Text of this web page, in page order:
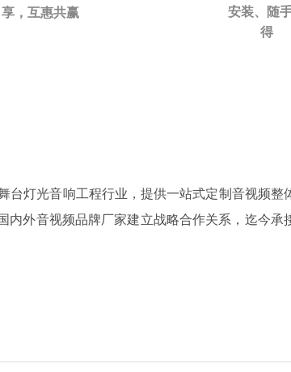
享，互惠共赢
安装、随
得
台灯光音响工程行业，提供一站式定制音视频整
外音视频品牌厂家建立战略合作关系，迄今承